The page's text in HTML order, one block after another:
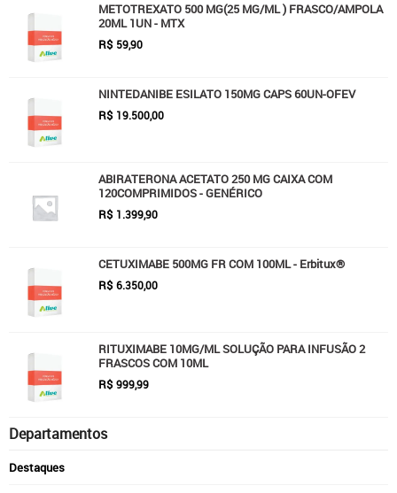
METOTREXATO 500 MG(25 MG/ML ) FRASCO/AMPOLA
20ML 1UN - MTX
R$ 59,90
NINTEDANIBE ESILATO 150MG CAPS 60UN-OFEV
R$ 19.500,00
ABIRATERONA ACETATO 250 MG CAIXA COM
120COMPRIMIDOS - GENÉRICO
R$ 1.399,90
CETUXIMABE 500MG FR COM 100ML - Erbitux®
R$ 6.350,00
RITUXIMABE 10MG/ML SOLUÇÃO PARA INFUSÃO 2
FRASCOS COM 10ML
R$ 999,99
Departamentos
Destaques